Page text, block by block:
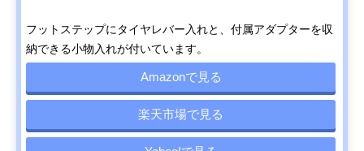
フットステップにタイヤレバー入れと、付属アダプターを収
納できる小物入れが付いています。
Amazonで見る
楽天市場で見る